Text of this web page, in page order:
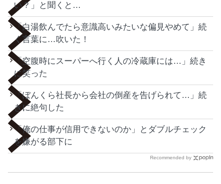
い？」と聞くと…
「白湯飲んでたら意識高いみたいな偏見やめて」続
く言葉に…吹いた！
「空腹時にスーパーへ行く人の冷蔵庫には…」続き
に笑った
「ぼんくら社長から会社の倒産を告げられて…」続
きに絶句した
「俺の仕事が信用できないのか」とダブルチェック
を嫌がる部下に
Recommended by